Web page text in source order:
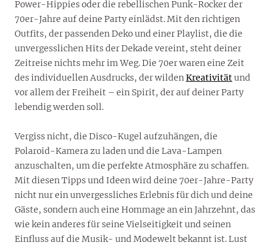
Power-Hippies oder die rebellischen Punk-Rocker der
70er-Jahre auf deine Party einlädst. Mit den richtigen
Outfits, der passenden Deko und einer Playlist, die die
unvergesslichen Hits der Dekade vereint, steht deiner
Zeitreise nichts mehr im Weg. Die 70er waren eine Zeit
des individuellen Ausdrucks, der wildenKreativitätund
vor allem der Freiheit – ein Spirit, der auf deiner Party
lebendig werden soll.
Vergiss nicht, die Disco-Kugel aufzuhängen, die
Polaroid-Kamera zu laden und die Lava-Lampen
anzuschalten, um die perfekte Atmosphäre zu schaffen.
Mit diesen Tipps und Ideen wird deine 70er-Jahre-Party
nicht nur ein unvergessliches Erlebnis für dich und deine
Gäste, sondern auch eine Hommage an ein Jahrzehnt, das
wie kein anderes für seine Vielseitigkeit und seinen
Einfluss auf die Musik- und Modewelt bekannt ist. Lust